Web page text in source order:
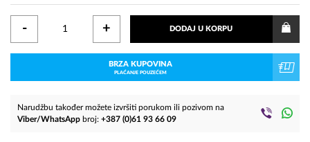
- + DODAJ U KORPU
BRZA KUPOVINA
PLAĆANJE POUZEĆEM
Narudžbu također možete izvršiti porukom ili pozivom na
Viber/WhatsApp broj: +387 (0)61 93 66 09